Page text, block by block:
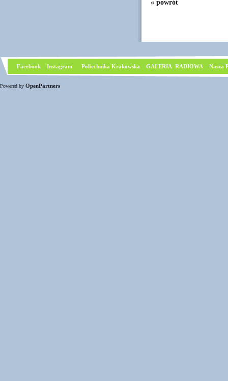
« powrót
Facebook Instagram Poliechnika Krakowska GALERIA RADIOWA Nasza
Powered by OpenPartners